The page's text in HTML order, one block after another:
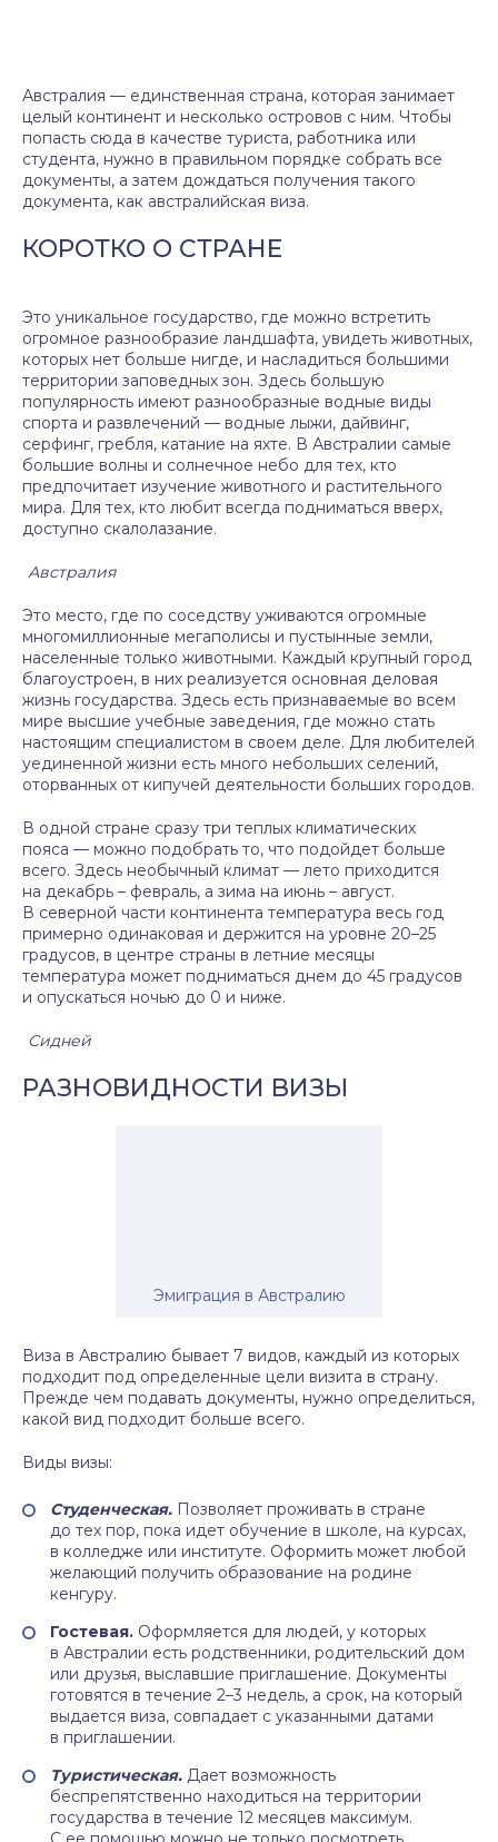
Австралия — единственная страна, которая занимает
целый континент и несколько островов с ним. Чтобы
попасть сюда в качестве туриста, работника или
студента, нужно в правильном порядке собрать все
документы, а затем дождаться получения такого
документа, как австралийская виза.
КОРОТКО О СТРАНЕ
Это уникальное государство, где можно встретить
огромное разнообразие ландшафта, увидеть животных,
которых нет больше нигде, и насладиться большими
территории заповедных зон. Здесь большую
популярность имеют разнообразные водные виды
спорта и развлечений — водные лыжи, дайвинг,
серфинг, гребля, катание на яхте. В Австралии самые
большие волны и солнечное небо для тех, кто
предпочитает изучение животного и растительного
мира. Для тех, кто любит всегда подниматься вверх,
доступно скалолазание.
Австралия
Это место, где по соседству уживаются огромные
многомиллионные мегаполисы и пустынные земли,
населенные только животными. Каждый крупный город
благоустроен, в них реализуется основная деловая
жизнь государства. Здесь есть признаваемые во всем
мире высшие учебные заведения, где можно стать
настоящим специалистом в своем деле. Для любителей
уединенной жизни есть много небольших селений,
оторванных от кипучей деятельности больших городов.
В одной стране сразу три теплых климатических
пояса — можно подобрать то, что подойдет больше
всего. Здесь необычный климат — лето приходится
на декабрь – февраль, а зима на июнь – август.
В северной части континента температура весь год
примерно одинаковая и держится на уровне 20–25
градусов, в центре страны в летние месяцы
температура может подниматься днем до 45 градусов
и опускаться ночью до 0 и ниже.
Сидней
РАЗНОВИДНОСТИ ВИЗЫ
Эмиграция в Австралию
Виза в Австралию бывает 7 видов, каждый из которых
подходит под определенные цели визита в страну.
Прежде чем подавать документы, нужно определиться,
какой вид подходит больше всего.
Виды визы:
Студенческая. Позволяет проживать в стране
до тех пор, пока идет обучение в школе, на курсах,
в колледже или институте. Оформить может любой
желающий получить образование на родине
кенгуру.
Гостевая. Оформляется для людей, у которых
в Австралии есть родственники, родительский дом
или друзья, выславшие приглашение. Документы
готовятся в течение 2–3 недель, а срок, на который
выдается виза, совпадает с указанными датами
в приглашении.
Туристическая. Дает возможность
беспрепятственно находиться на территории
государства в течение 12 месяцев максимум.